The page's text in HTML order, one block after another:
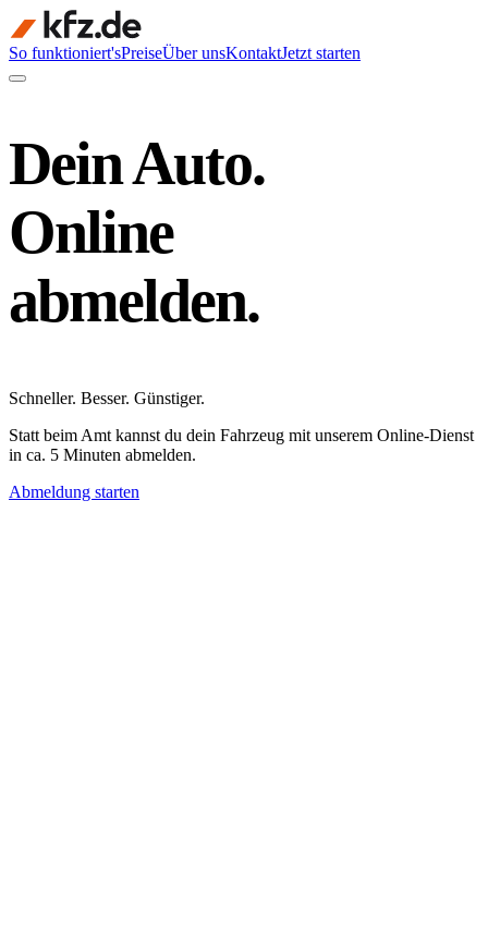
So funktioniert'sPreiseÜber unsKontaktJetzt starten
Dein Auto.
Online
abmelden.
Schneller. Besser. Günstiger.
Statt beim Amt kannst du dein Fahrzeug mit unserem Online-Dienst
in ca. 5 Minuten abmelden.
Abmeldung starten